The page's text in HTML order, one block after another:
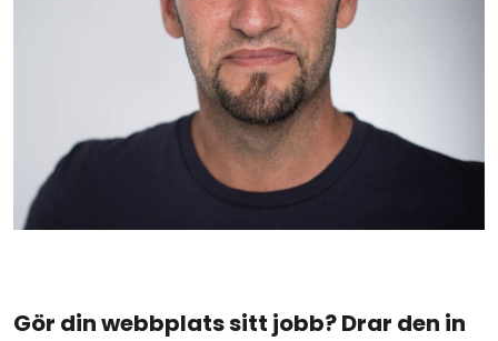
Gör din webbplats sitt jobb? Drar den in